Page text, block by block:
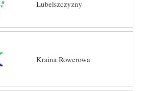
Lubelszczyzny
Kraina Rowerowa